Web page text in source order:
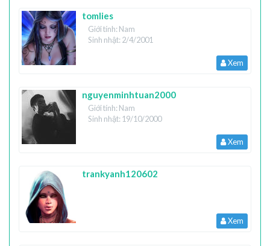
tomlies
Giới tính: Nam
Sinh nhật: 2/4/2001
Xem
nguyenminhtuan2000
Giới tính: Nam
Sinh nhật: 19/10/2000
Xem
trankyanh120602
Xem